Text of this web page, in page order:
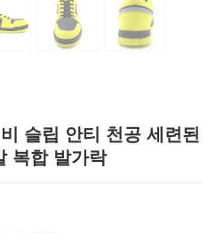
슬립 안티 천공 세련된
복합 발가락